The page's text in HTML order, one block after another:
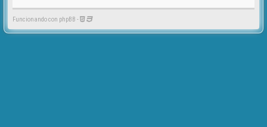
Funcionando con phpBB -